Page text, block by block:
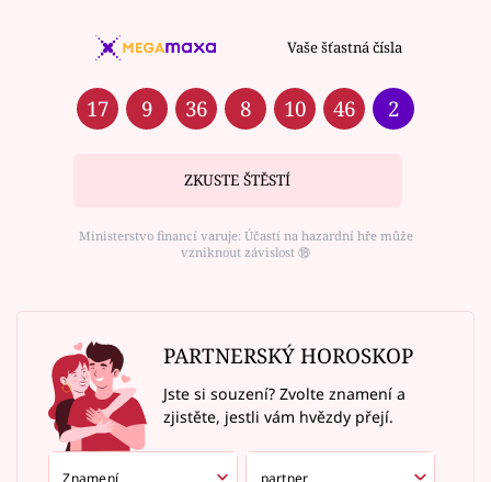
Vaše šťastná čísla
17 9 36 8 10 46 2
ZKUSTE ŠTĚSTÍ
Ministerstvo financí varuje: Účastí na hazardní hře může
vzniknout závislost ⑱
PARTNERSKÝ HOROSKOP
Jste si souzení? Zvolte znamení a
zjistěte, jestli vám hvězdy přejí.